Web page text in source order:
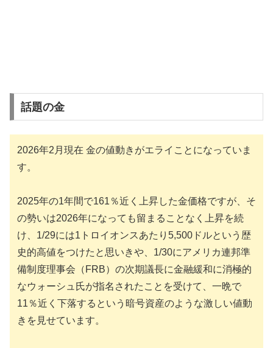
話題の金
2026年2月現在 金の値動きがエライことになっていま
す。
2025年の1年間で161％近く上昇した金価格ですが、そ
の勢いは2026年になっても留まることなく上昇を続
け、1/29には1トロイオンスあたり5,500ドルという歴
史的高値をつけたと思いきや、1/30にアメリカ連邦準
備制度理事会（FRB）の次期議長に金融緩和に消極的
なウォーシュ氏が指名されたことを受けて、一晩で
11％近く下落するという暗号資産のような激しい値動
きを見せています。